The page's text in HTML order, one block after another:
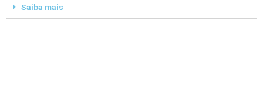
Saiba mais